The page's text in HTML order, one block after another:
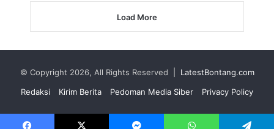
Load More
© Copyright 2026, All Rights Reserved | LatestBontang.com
Redaksi
Kirim Berita Pedoman Media Siber Privacy Policy